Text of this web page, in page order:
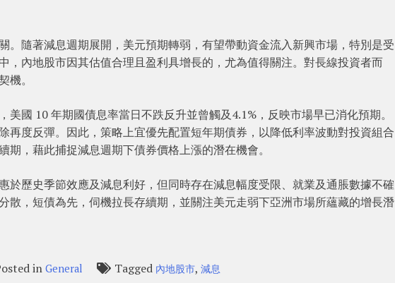
。隨著減息週期展開，美元預期轉弱，有望帶動資金流入新興市場，特別是受
，內地股市因其估值合理且盈利具增長的，尤為值得關注。對長線投資者而
。
國 10 年期國債息率當日不跌反升並曾觸及4.1%，反映市場早已消化預期。
再度反彈。因此，策略上宜優先配置短年期債券，以降低利率波動對投資組合
，藉此捕捉減息週期下債券價格上漲的潛在機會。
於歷史季節效應及減息利好，但同時存在減息幅度受限、就業及通脹數據不確
散，短債為先，伺機拉長存續期，並關注美元走弱下亞洲市場所蘊藏的增長潛
inGeneral Tagged 內地股市,減息